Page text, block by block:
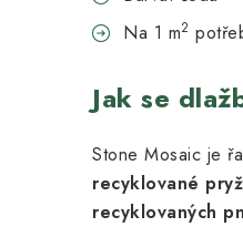
Na 1 m2
Jak se
Stone Mosaic je
recyklované
recyklovaných